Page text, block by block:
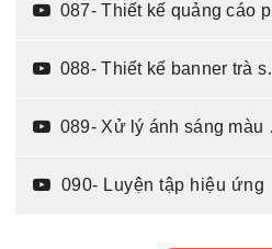
087- Thiết kế quảng cáo phong cách Zalo (17:07)
088- Thiết kế banner trà sữa phong cách đại trà (09:43)
089- Xử lý ánh sáng màu sắc khi ghép ảnh trong thiết kế quảng cáo (15:35)
090- Luyện tập hiệu ứng chữ cho banner trong photoshop (15:35)